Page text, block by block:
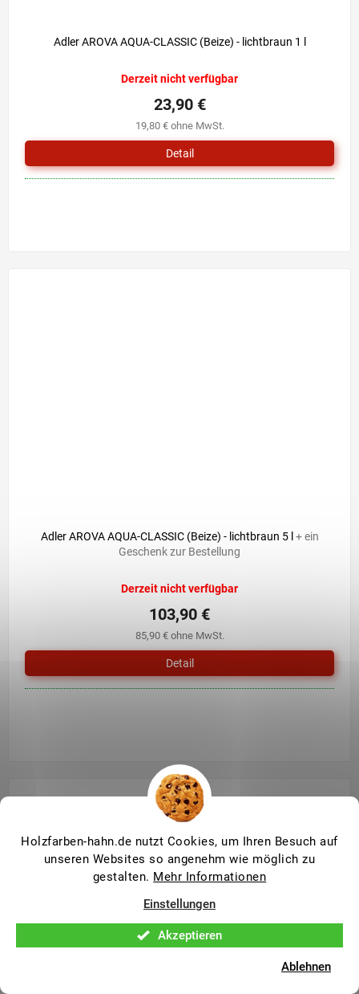
Holzfarben-hahn.de nutzt Cookies, um Ihren Besuch auf
unseren Websites so angenehm wie möglich zu
gestalten. Mehr Informationen
Einstellungen
Ablehnen
Akzeptieren
Adler AROVA AQUA-CLASSIC (Beize) - lichtbraun 1 l
Derzeit nicht verfügbar
19,80 € ohne MwSt.
23,90 €
Detail
Adler AROVA AQUA-CLASSIC (Beize) - lichtbraun 5 l + ein
Geschenk zur Bestellung
Derzeit nicht verfügbar
85,90 € ohne MwSt.
103,90 €
Detail